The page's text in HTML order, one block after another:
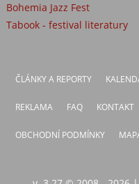
Bohemia Jazz Fest
Tabook - festival literatury
ČLÁNKY A REPORTY
REKLAMA FAQ KONTAKT
OBCHODNÍ PODMÍNKY